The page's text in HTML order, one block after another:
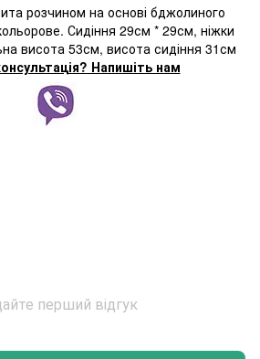
розчином на основі бджолиного
Сидіння 29см * 29см, ніжки
висота 53см, висота сидіння 31см
Напишіть нам
перший відгук